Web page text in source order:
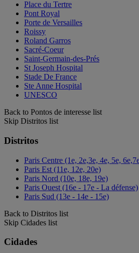
Place du Tertre
Pont Royal
Porte de Versailles
Roissy
Roland Garros
Sacré-Coeur
Saint-Germain-des-Prés
St Joseph Hospital
Stade De France
Ste Anne Hospital
UNESCO
Back to Pontos de interesse list
Skip Distritos list
Distritos
Paris Centre (1e, 2e,3e, 4e, 5e,
Paris Est (11e, 12e, 20e)
Paris Nord (10e, 18e, 19e)
Paris Ouest (16e - 17e - La défense)
Paris Sud (13e - 14e - 15e)
Back to Distritos list
Skip Cidades list
Cidades